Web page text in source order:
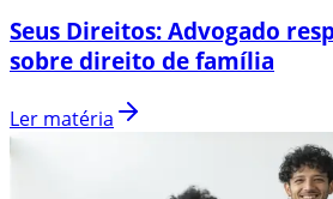
Seus Direitos: Advogado
sobre direito de família
Ler matéria